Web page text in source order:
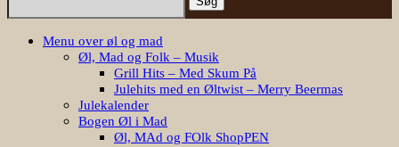
Menu over øl og mad
Øl, Mad og Folk – Musik
Grill Hits – Med Skum På
Julehits med en Øltwist – Merry Beermas
Julekalender
Bogen Øl i Mad
Øl, MAd og FOlk ShopPEN